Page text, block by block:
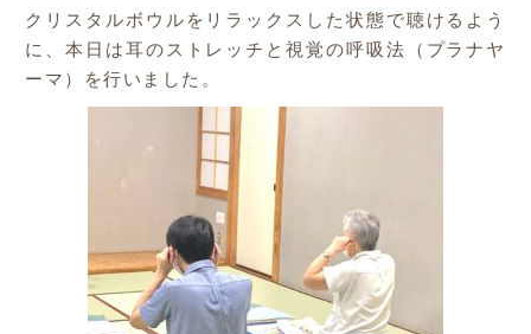
クリスタルボウルをリラックスした状態で聴けるよう
に、本日は耳のストレッチと視覚の呼吸法（プラナヤ
ーマ）を行いました。